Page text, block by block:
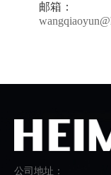
邮箱 ：
公司地址：